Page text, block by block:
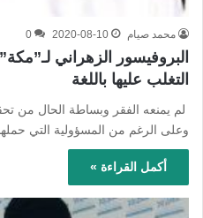
محمد صيام 2020-08-10
0
البروفيسور الزهراني
التغلب عليها باللغة
لم يمنعه الفقر وبساطة الحال من
وعلى الرغم من المسؤولية التي
أكمل القراءة »